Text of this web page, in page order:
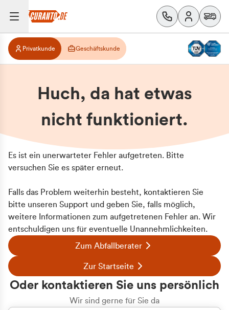
Privatkunde Geschäftskunde
Huch, da hat etwas
nicht funktioniert.
Es ist ein unerwarteter Fehler aufgetreten. Bitte
versuchen Sie es später erneut.
Falls das Problem weiterhin besteht, kontaktieren Sie
bitte unseren Support und geben Sie, falls möglich,
weitere Informationen zum aufgetretenen Fehler an. Wir
entschuldigen uns für eventuelle Unannehmlichkeiten.
Zum Abfallberater
Zur Startseite
Oder kontaktieren Sie uns persönlich
Wir sind gerne für Sie da